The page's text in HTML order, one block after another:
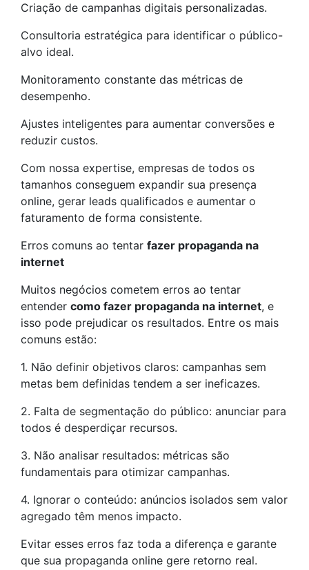
Criação de campanhas digitais personalizadas.
Consultoria estratégica para identificar o público-
alvo ideal.
Monitoramento constante das métricas de
desempenho.
Ajustes inteligentes para aumentar conversões e
reduzir custos.
Com nossa expertise, empresas de todos os
tamanhos conseguem expandir sua presença
online, gerar leads qualificados e aumentar o
faturamento de forma consistente.
Erros comuns ao tentar fazer propaganda na
internet
Muitos negócios cometem erros ao tentar
entender como fazer propaganda na internet, e
isso pode prejudicar os resultados. Entre os mais
comuns estão:
1. Não definir objetivos claros: campanhas sem
metas bem definidas tendem a ser ineficazes.
2. Falta de segmentação do público: anunciar para
todos é desperdiçar recursos.
3. Não analisar resultados: métricas são
fundamentais para otimizar campanhas.
4. Ignorar o conteúdo: anúncios isolados sem valor
agregado têm menos impacto.
Evitar esses erros faz toda a diferença e garante
que sua propaganda online gere retorno real.